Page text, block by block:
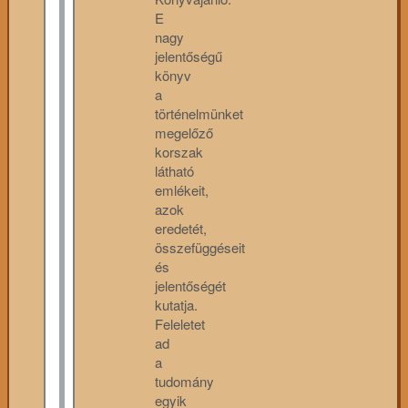
E
nagy
jelentőségű
könyv
a
történelmünket
megelőző
korszak
látható
emlékeit,
azok
eredetét,
összefüggéseit
és
jelentőségét
kutatja.
Feleletet
ad
a
tudomány
egyik